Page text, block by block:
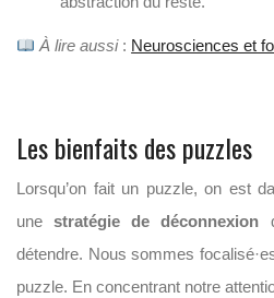
À lire aussi: Neurosciences et
Les bienfaits des puzzles
Lorsqu’on fait un puzzle, on est
unestratégie de déconnexion
détendre. Nous sommes
puzzle. En concentrant notre